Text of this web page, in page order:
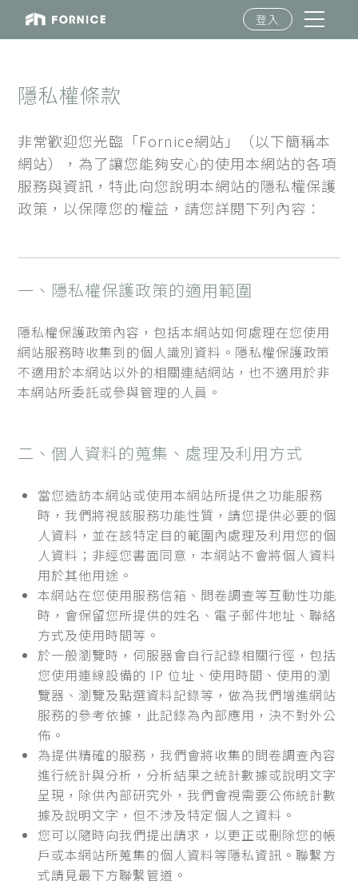
登入
隱私權條款
非常歡迎您光臨「Fornice網站」（以下簡稱本
網站），為了讓您能夠安心的使用本網站的各項
服務與資訊，特此向您說明本網站的隱私權保護
政策，以保障您的權益，請您詳閱下列內容：
一、隱私權保護政策的適用範圍
隱私權保護政策內容，包括本網站如何處理在您使用
網站服務時收集到的個人識別資料。隱私權保護政策
不適用於本網站以外的相關連結網站，也不適用於非
本網站所委託或參與管理的人員。
二、個人資料的蒐集、處理及利用方式
當您造訪本網站或使用本網站所提供之功能服務
時，我們將視該服務功能性質，請您提供必要的個
人資料，並在該特定目的範圍內處理及利用您的個
人資料；非經您書面同意，本網站不會將個人資料
用於其他用途。
本網站在您使用服務信箱、問卷調查等互動性功能
時，會保留您所提供的姓名、電子郵件地址、聯絡
方式及使用時間等。
於一般瀏覽時，伺服器會自行記錄相關行徑，包括
您使用連線設備的 IP 位址、使用時間、使用的瀏
覽器、瀏覽及點選資料記錄等，做為我們增進網站
服務的參考依據，此記錄為內部應用，決不對外公
佈。
為提供精確的服務，我們會將收集的問卷調查內容
進行統計與分析，分析結果之統計數據或說明文字
呈現，除供內部研究外，我們會視需要公佈統計數
據及說明文字，但不涉及特定個人之資料。
您可以隨時向我們提出請求，以更正或刪除您的帳
戶或本網站所蒐集的個人資料等隱私資訊。聯繫方
式請見最下方聯繫管道。